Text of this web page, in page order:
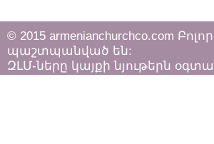
© 2015 armenianchurchco.com
պաշտպանված են:
ԶԼՄ-ները կայքի նյութերն